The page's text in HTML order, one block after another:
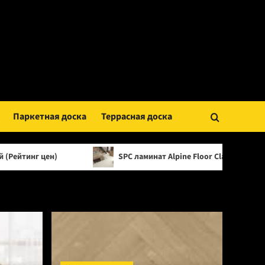
Паркетная доска Террасная доска
SPC ламинат Alpine Floor Classic Light 34 класс, 3.5 мм